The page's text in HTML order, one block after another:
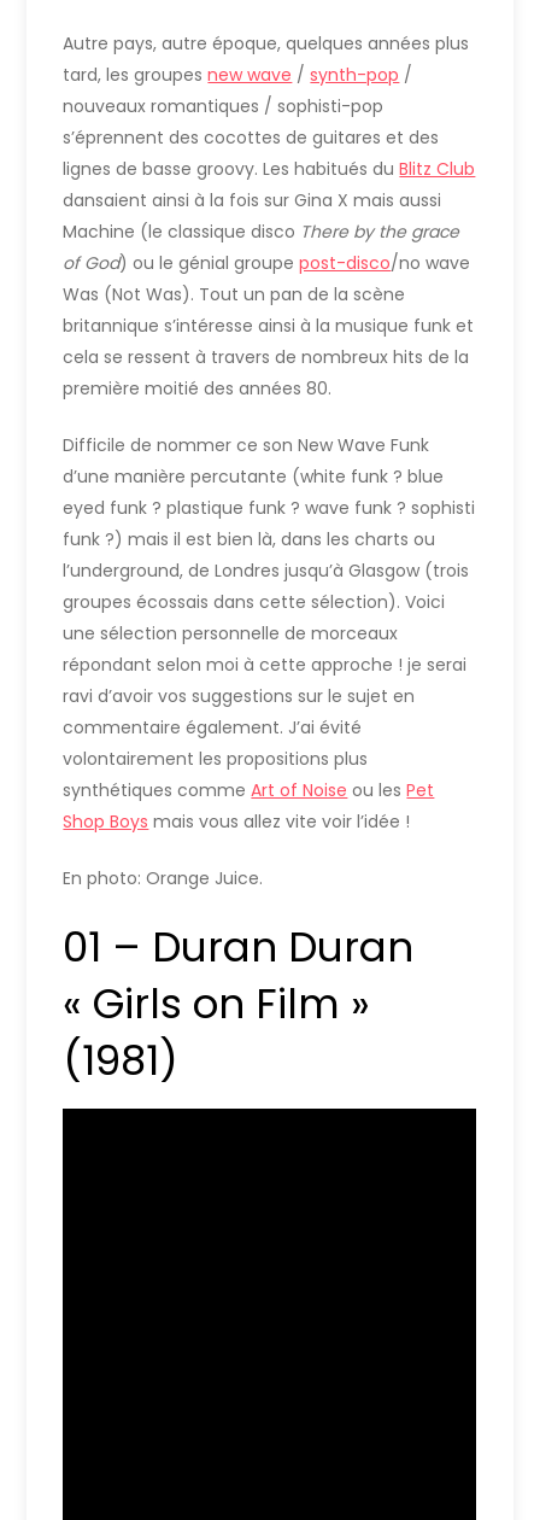
Autre pays, autre époque, quelques années plus
tard, les groupesnew wave /synth-pop /
nouveaux romantiques / sophisti-pop
s’éprennent des cocottes de guitares et des
lignes de basse groovy. Les habitués duBlitz Club
dansaient ainsi à la fois sur Gina X mais aussi
Machine (le classique disco There by the grace
of God) ou le génial groupepost-disco/no wave
Was (Not Was). Tout un pan de la scène
britannique s’intéresse ainsi à la musique funk et
cela se ressent à travers de nombreux hits de la
première moitié des années 80.
Difficile de nommer ce son New Wave Funk
d’une manière percutante (white funk ? blue
eyed funk ? plastique funk ? wave funk ? sophisti
funk ?) mais il est bien là, dans les charts ou
l’underground, de Londres jusqu’à Glasgow (trois
groupes écossais dans cette sélection). Voici
une sélection personnelle de morceaux
répondant selon moi à cette approche ! je serai
ravi d’avoir vos suggestions sur le sujet en
commentaire également. J’ai évité
volontairement les propositions plus
synthétiques commeArt of Noise ou lesPet
Shop Boys mais vous allez vite voir l’idée !
En photo: Orange Juice.
01 – Duran Duran
« Girls on Film »
(1981)